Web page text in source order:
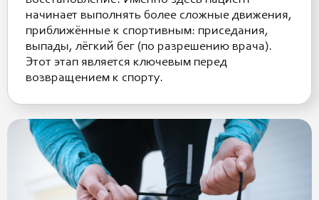
начинает выполнять более сложные движения,
приближённые к спортивным: приседания,
выпады, лёгкий бег (по разрешению врача).
Этот этап является ключевым перед
возвращением к спорту.